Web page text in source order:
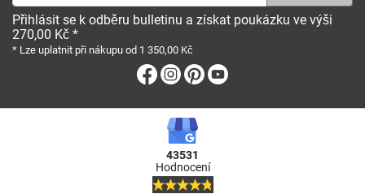
Přihlásit se k odběru bulletinu a získat poukázku ve výši
270,00 Kč *
* Lze uplatnit při nákupu od 1 350,00 Kč
Facebook
Instagram
Pinterest
43531
Hodnocení